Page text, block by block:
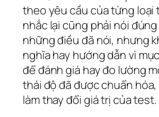
theo yêu cầu của từng loại
nhắc lại cũng phải nói
những điều đã nói, nhưng
nghĩa hay hướng dẫn vì
để đánh giá hay đo lường
thái độ đã được chuẩn
làm thay đổi giá trị của test.